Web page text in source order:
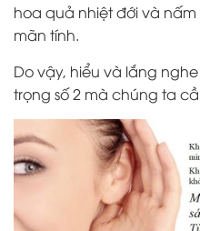
hoa quả nhiệt đới và
mãn tính.
Do vậy, hiểu và lắng
trọng số 2 mà chúng ta